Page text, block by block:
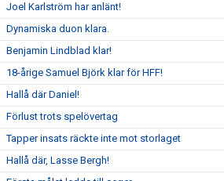
Joel Karlström har anlänt!
Dynamiska duon klara.
Benjamin Lindblad klar!
18-årige Samuel Björk klar för HFF!
Hallå där Daniel!
Förlust trots spelövertag
Tapper insats räckte inte mot storlaget
Hallå där, Lasse Bergh!